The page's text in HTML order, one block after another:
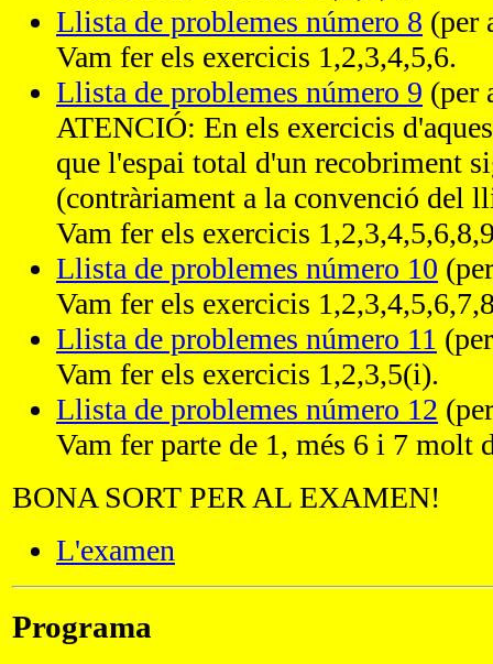
Llista de problemes número 8 (per
Vam fer els exercicis 1,2,3,4,5,6.
Llista de problemes número 9 (per
ATENCIÓ: En els exercicis
que l'espai total d'un recobriment
(contràriament a la convenció del
Vam fer els exercicis
Llista de problemes número 10
Vam fer els exercicis
Llista de problemes número 11
Vam fer els exercicis 1,2,3,5(i).
Llista de problemes número 12
Vam fer parte de 1, més 6 i 7 molt
BONA SORT PER AL EXAMEN!
L'examen
Programa